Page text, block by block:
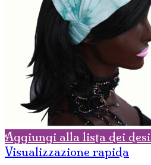
Aggiungi alla lista dei
Visualizzazione rapida